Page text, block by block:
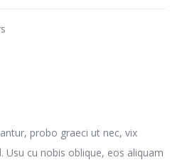
probo graeci ut nec, vix
Usu cu nobis oblique, eos aliquam